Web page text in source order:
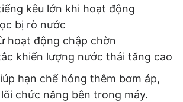
kêu lớn khi hoạt động
bị rò nước
hoạt động chập chờn
khiến lượng nước thải tăng cao
hạn chế hỏng thêm bơm áp,
chức năng bên trong máy.